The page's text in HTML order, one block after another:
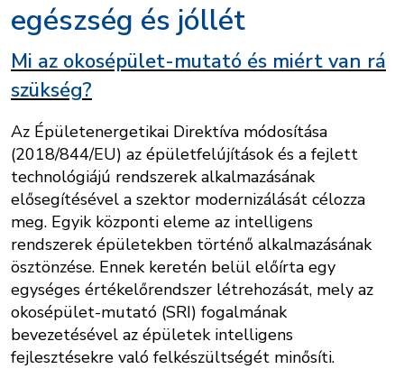
egészség és jóllét
Mi az okosépület-mutató és miért van rá
szükség?
Az Épületenergetikai Direktíva módosítása
(2018/844/EU) az épületfelújítások és a fejlett
technológiájú rendszerek alkalmazásának
elősegítésével a szektor modernizálását célozza
meg. Egyik központi eleme az intelligens
rendszerek épületekben történő alkalmazásának
ösztönzése. Ennek keretén belül előírta egy
egységes értékelőrendszer létrehozását, mely az
okosépület-mutató (SRI) fogalmának
bevezetésével az épületek intelligens
fejlesztésekre való felkészültségét minősíti.